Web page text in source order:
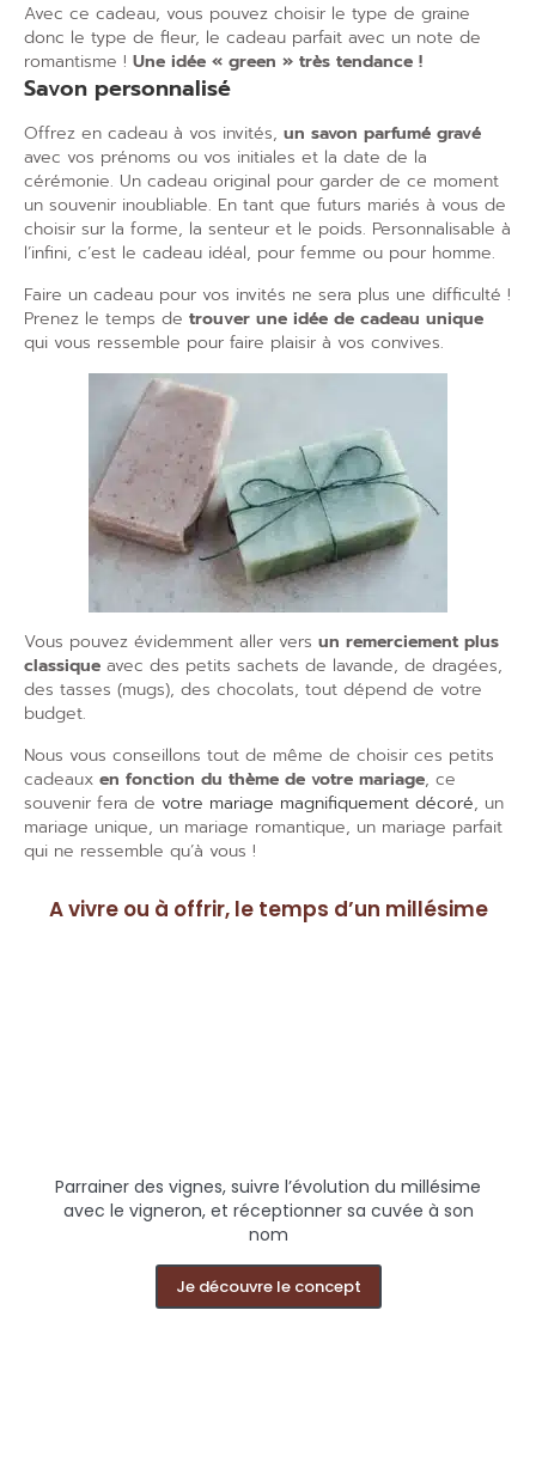
A vivre ou à offrir, le temps d’un millésime
Parrainer des vignes, suivre l’évolution du millésime
avec le vigneron, et réceptionner sa cuvée à son
nom
Je découvre le concept
Avec ce cadeau, vous pouvez choisir le type de graine
donc le type de fleur, le cadeau parfait avec un note de
romantisme ! Une idée « green » très tendance !
Savon personnalisé
Offrez en cadeau à vos invités, un savon parfumé gravé
avec vos prénoms ou vos initiales et la date de la
cérémonie. Un cadeau original pour garder de ce moment
un souvenir inoubliable. En tant que futurs mariés à vous de
choisir sur la forme, la senteur et le poids. Personnalisable à
l’infini, c’est le cadeau idéal, pour femme ou pour homme.
Faire un cadeau pour vos invités ne sera plus une difficulté !
Prenez le temps de trouver une idée de cadeau unique
qui vous ressemble pour faire plaisir à vos convives.
Vous pouvez évidemment aller vers un remerciement plus
classique avec des petits sachets de lavande, de dragées,
des tasses (mugs), des chocolats, tout dépend de votre
budget.
Nous vous conseillons tout de même de choisir ces petits
cadeaux en fonction du thème de votre mariage, ce
souvenir fera de votre mariage magnifiquement décoré, un
mariage unique, un mariage romantique, un mariage parfait
qui ne ressemble qu’à vous !